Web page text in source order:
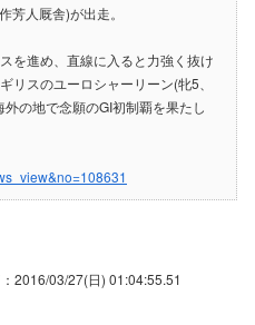
芳人厩舎)が出走。
を進め、直線に入ると力強く抜け
リスのユーロシャーリーン(牝5、
の地で念願のGI初制覇を果たし
：2016/03/27(日) 01:04:55.51